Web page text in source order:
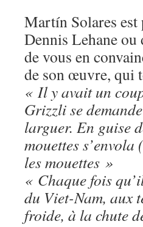
Martín Solares est
Dennis Lehane ou
de vous en
de son œuvre, qui
« Il y avait un
Grizzli se
larguer. En guise
mouettes
les mouettes »
« Chaque fois
du Viet-Nam, aux
froide, à la chute